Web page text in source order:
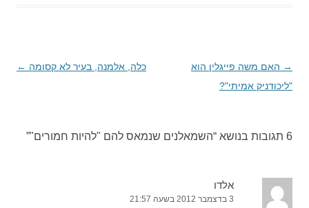
ניווט
בפוסטים
→ האם משה פייגלין הוא
"ליכודניק אמיתי"?
כלה, אלמנה, בעיר לא קסומה ←
6 תגובות בנושא “ השמאלנים שנמאס להם "להיות חמורים"”
אלדו
3 בדצמבר 2012 בשעה 21:57